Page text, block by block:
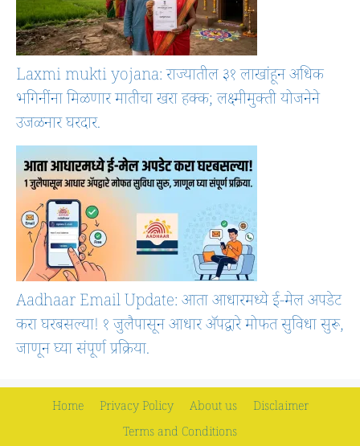
Laxmi mukti yojana: राज्यातील ३१ लाखांहून अधिक
भगिनींना मिळणार मातीचा खरा हक्क; लक्ष्मीमुक्ती योजनेने
उजळनार घरदार.
Aadhaar Email Update: आता आधारमध्ये ई-मेल अपडेट
करा घरबसल्या! १ जुलैपासून आधार ॲपद्वारे मोफत सुविधा सुरू,
जाणून घ्या संपूर्ण प्रक्रिया.
Home Privacy Policy About us
Disclaimer
Terms and Conditions